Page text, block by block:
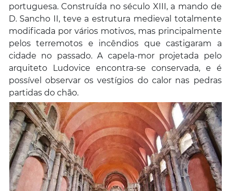
portuguesa. Construída no século XIII, a mando de
D. Sancho II, teve a estrutura medieval totalmente
modificada por vários motivos, mas principalmente
pelos terremotos e incêndios que castigaram a
cidade no passado. A capela-mor projetada pelo
arquiteto Ludovice encontra-se conservada, e é
possível observar os vestígios do calor nas pedras
partidas do chão.